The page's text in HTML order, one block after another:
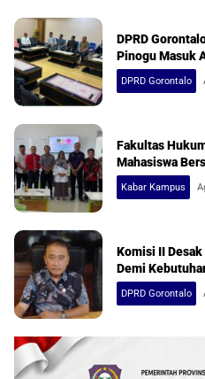
DPRD
Pinogu Masuk
DPRD Gorontalo
Fakultas
Mahasiswa
Kabar Kampus
Komisi II Desak
Demi
DPRD Gorontalo